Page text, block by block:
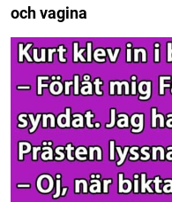
och vagina